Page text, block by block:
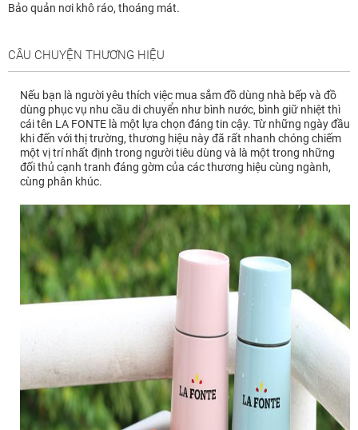
Bảo quản nơi khô ráo, thoáng mát.
CÂU CHUYỆN THƯƠNG HIỆU
Nếu bạn là người yêu thích việc mua sắm đồ dùng nhà bếp và đồ
dùng phục vụ nhu cầu di chuyển như bình nước, bình giữ nhiệt thì
cái tên LA FONTE là một lựa chọn đáng tin cậy. Từ những ngày đầu
khi đến với thị trường, thương hiệu này đã rất nhanh chóng chiếm
một vị trí nhất định trong người tiêu dùng và là một trong những
đối thủ cạnh tranh đáng gờm của các thương hiệu cùng ngành,
cùng phân khúc.